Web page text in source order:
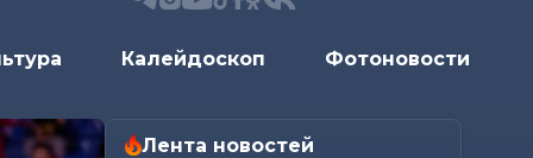
Калейдоскоп Фотоновости
Лента новостей